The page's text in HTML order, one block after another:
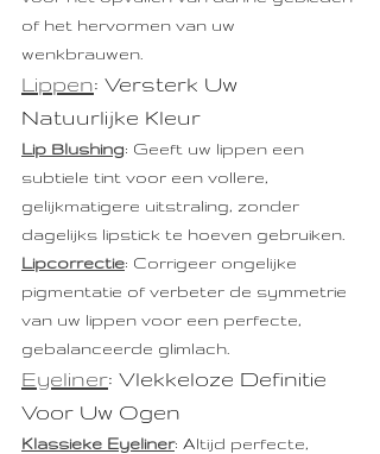
of het hervormen van uw
wenkbrauwen.
Lippen: Versterk Uw
Natuurlijke Kleur
Lip Blushing: Geeft uw lippen een
subtiele tint voor een vollere,
gelijkmatigere uitstraling, zonder
dagelijks lipstick te hoeven gebruiken.
Lipcorrectie: Corrigeer ongelijke
pigmentatie of verbeter de symmetrie
van uw lippen voor een perfecte,
gebalanceerde glimlach.
Eyeliner: Vlekkeloze Definitie
Voor Uw Ogen
Klassieke Eyeliner: Altijd perfecte,